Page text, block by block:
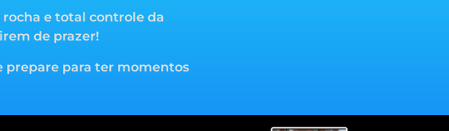
rocha e total controle da
de prazer!
prepare para ter momentos